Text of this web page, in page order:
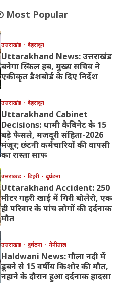
Most Popular
उत्तराखंड देहरादून
Uttarakhand News: उत्तराखंड
बनेगा स्किल हब, मुख्य सचिव ने
एकीकृत डैशबोर्ड के दिए निर्देश
उत्तराखंड देहरादून
Uttarakhand Cabinet
Decisions: धामी कैबिनेट के 15
बड़े फैसले, मजदूरी संहिता-2026
मंजूर; छंटनी कर्मचारियों की वापसी
का रास्ता साफ
उत्तराखंड टिहरी दुर्घटना
Uttarakhand Accident: 250
मीटर गहरी खाई में गिरी बोलेरो, एक
ही परिवार के पांच लोगों की दर्दनाक
मौत
उत्तराखंड दुर्घटना नैनीताल
Haldwani News: गौला नदी में
डूबने से 15 वर्षीय किशोर की मौत,
नहाने के दौरान हुआ दर्दनाक हादसा